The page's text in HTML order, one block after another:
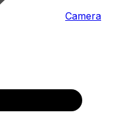
Camera